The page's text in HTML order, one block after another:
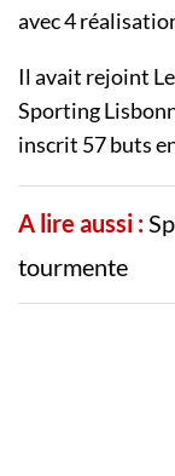
avec 4
Il avait rejoint
Sporting
inscrit 57 buts
A lire aussi :
tourmente